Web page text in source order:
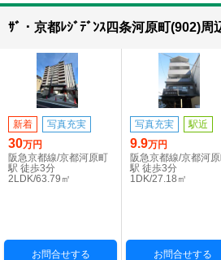
ｻﾞ・京都ﾚｼﾞﾃﾞﾝｽ四条河原町(902)周
新着 写真充実
30万円
阪急京都線/京都河原町
駅 徒歩3分
2LDK/63.79㎡
お問合せする
写真充実 駅近
9.9万円
阪急京都線/京都河
駅 徒歩3分
1DK/27.18㎡
お問合せする